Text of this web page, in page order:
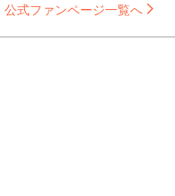
公式ファンページ一覧へ